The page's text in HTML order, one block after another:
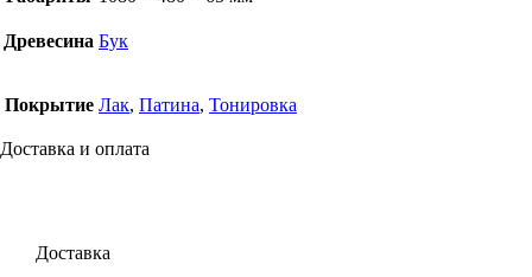
Древесина Бук
Покрытие Лак, Патина, Тонировка
Доставка и оплата
Доставка